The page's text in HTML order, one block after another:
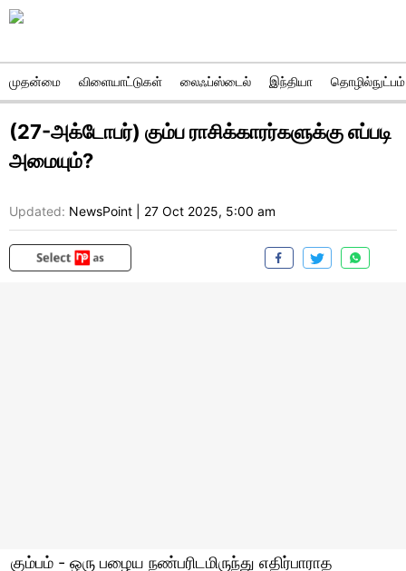
முதன்மை விளையாட்டுகள் லைஃப்ஸ்டைல் இந்தியா தொழில்நுட்பம்
(27-அக்டோபர்) கும்ப ராசிக்காரர்களுக்கு எப்படி
அமையும்?
Updated: NewsPoint 27 Oct 2025, 5:00 am
கும்பம் - ஒரு பழைய நண்பரிடமிருந்து எதிர்பாராத